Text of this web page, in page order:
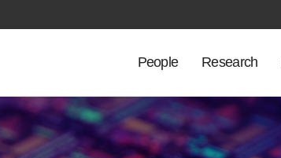
People Research